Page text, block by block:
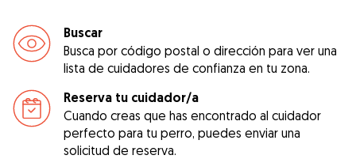
Buscar
Busca por código postal o dirección para ver una
lista de cuidadores de confianza en tu zona.
Reserva tu cuidador/a
Cuando creas que has encontrado al cuidador
perfecto para tu perro, puedes enviar una
solicitud de reserva.